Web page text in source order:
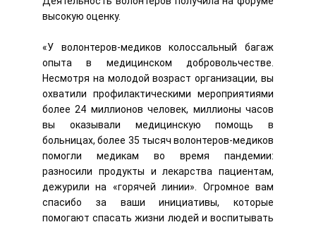
высокую оценку.
«У волонтеров-медиков колоссальный багаж
опыта в медицинском добровольчестве.
Несмотря на молодой возраст организации, вы
охватили профилактическими мероприятиями
более 24 миллионов человек, миллионы часов
вы оказывали медицинскую помощь в
больницах, более 35 тысяч волонтеров-медиков
помогли медикам во время пандемии:
разносили продукты и лекарства пациентам,
дежурили на «горячей линии». Огромное вам
спасибо за ваши инициативы, которые
помогают спасать жизни людей и воспитывать